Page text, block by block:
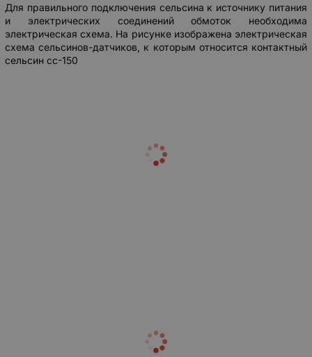
Для правильного подключения сельсина к источнику питания
и электрических соединений обмоток необходима
электрическая схема. На рисунке изображена электрическая
схема сельсинов-датчиков, к которым относится контактный
сельсин сс-150